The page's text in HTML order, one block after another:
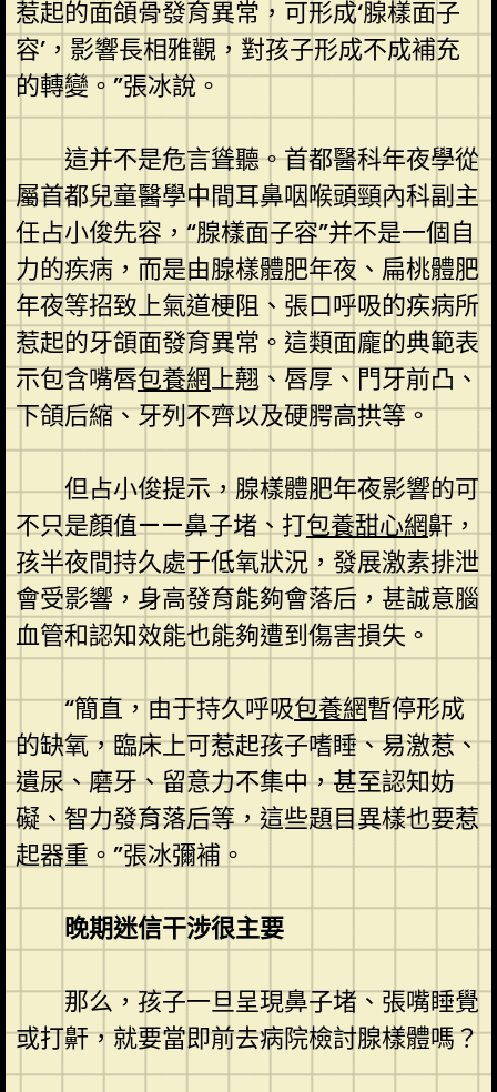
惹起的面頜骨發育異常，可形成‘腺樣面子
容’，影響長相雅觀，對孩子形成不成補充
的轉變。”張冰說。
這并不是危言聳聽。首都醫科年夜學從
屬首都兒童醫學中間耳鼻咽喉頭頸內科副主
任占小俊先容，“腺樣面子容”并不是一個自
力的疾病，而是由腺樣體肥年夜、扁桃體肥
年夜等招致上氣道梗阻、張口呼吸的疾病所
惹起的牙頜面發育異常。這類面龐的典範表
示包含嘴唇包養網上翹、唇厚、門牙前凸、
下頜后縮、牙列不齊以及硬腭高拱等。
但占小俊提示，腺樣體肥年夜影響的可
不只是顏值——鼻子堵、打包養甜心網鼾，
孩半夜間持久處于低氧狀況，發展激素排泄
會受影響，身高發育能夠會落后，甚誠意腦
血管和認知效能也能夠遭到傷害損失。
“簡直，由于持久呼吸包養網暫停形成
的缺氧，臨床上可惹起孩子嗜睡、易激惹、
遺尿、磨牙、留意力不集中，甚至認知妨
礙、智力發育落后等，這些題目異樣也要惹
起器重。”張冰彌補。
晚期迷信干涉很主要
那么，孩子一旦呈現鼻子堵、張嘴睡覺
或打鼾，就要當即前去病院檢討腺樣體嗎？